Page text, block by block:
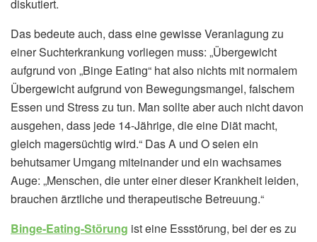
diskutiert.
Das bedeute auch, dass eine gewisse Veranlagung zu
einer Suchterkrankung vorliegen muss: „Übergewicht
aufgrund von „Binge Eating“ hat also nichts mit normalem
Übergewicht aufgrund von Bewegungsmangel, falschem
Essen und Stress zu tun. Man sollte aber auch nicht davon
ausgehen, dass jede 14-Jährige, die eine Diät macht,
gleich magersüchtig wird.“ Das A und O seien ein
behutsamer Umgang miteinander und ein wachsames
Auge: „Menschen, die unter einer dieser Krankheit leiden,
brauchen ärztliche und therapeutische Betreuung.“
Binge-Eating-Störung ist eine Essstörung, bei der es zu